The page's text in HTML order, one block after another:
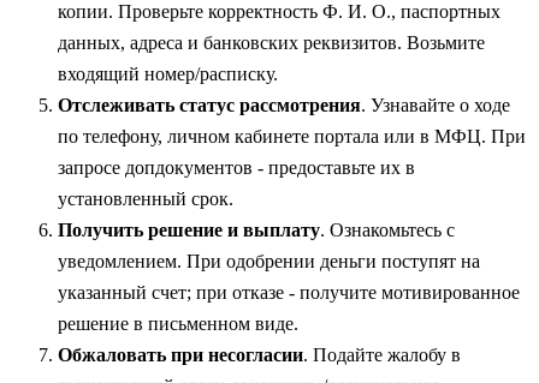
копии. Проверьте корректность Ф. И. О., паспортных
данных, адреса и банковских реквизитов. Возьмите
входящий номер/расписку.
Отслеживать статус рассмотрения. Узнавайте о ходе
по телефону, личном кабинете портала или в МФЦ. При
запросе допдокументов - предоставьте их в
установленный срок.
Получить решение и выплату. Ознакомьтесь с
уведомлением. При одобрении деньги поступят на
указанный счет; при отказе - получите мотивированное
решение в письменном виде.
Обжаловать при несогласии. Подайте жалобу в